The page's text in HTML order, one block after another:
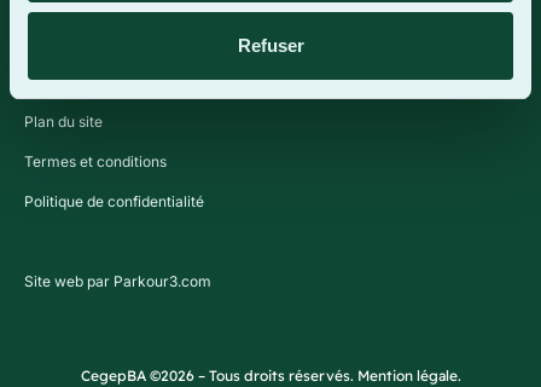
Refuser
Plan du site
Termes et conditions
Politique de confidentialité
Site web par Parkour3.com
CegepBA ©2026 – Tous droits réservés. Mention légale.